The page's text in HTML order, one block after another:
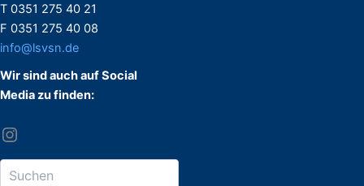
T 0351 275 40 21
F 0351 275 40 08
info@lsvsn.de
Wir sind auch auf Social
Media zu finden: